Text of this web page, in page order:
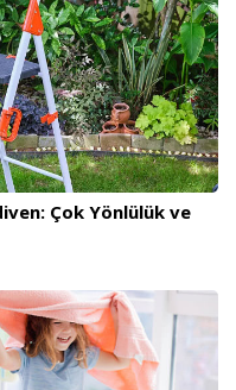
Çok Yönlülük ve